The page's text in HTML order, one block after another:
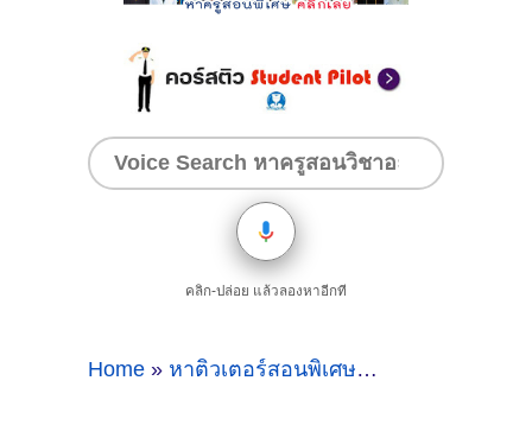
คลิก-ปล่อย แล้วลองหาอีกที
Home » หาติวเตอร์สอนพิเศษวิชาภาษาอังกฤษที่บางนา